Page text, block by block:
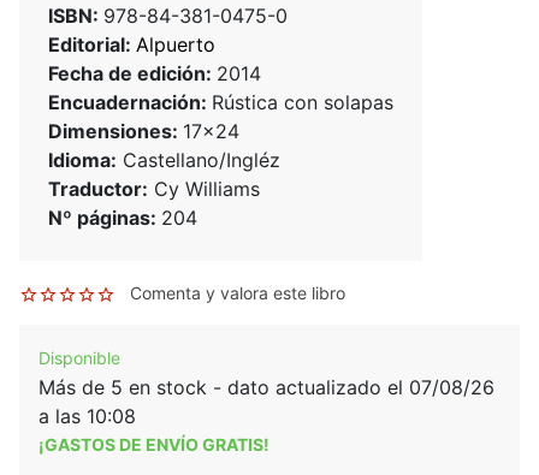
ISBN: 978-84-381-0475-0
Editorial: Alpuerto
Fecha de edición: 2014
Encuadernación: Rústica con solapas
Dimensiones: 17x24
Idioma: Castellano/Ingléz
Traductor: Cy Williams
Nº páginas: 204
Comenta y valora este libro
Disponible
Más de 5 en stock - dato actualizado el 07/08/26
a las 10:08
¡GASTOS DE ENVÍO GRATIS!